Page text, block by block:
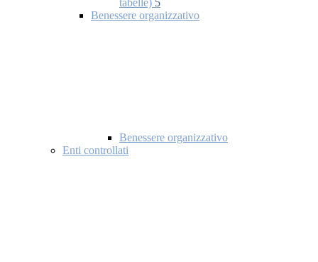
tabelle) 5
Benessere organizzativo
Benessere organizzativo
Enti controllati